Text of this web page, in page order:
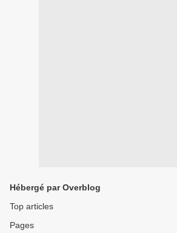
Hébergé par Overblog
Top articles
Pages